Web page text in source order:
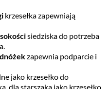
krzesełka zapewniają
siedziska do potrzeba
zapewnia podparcie i
jako krzesełko do
dla starszaka jako krzesełko